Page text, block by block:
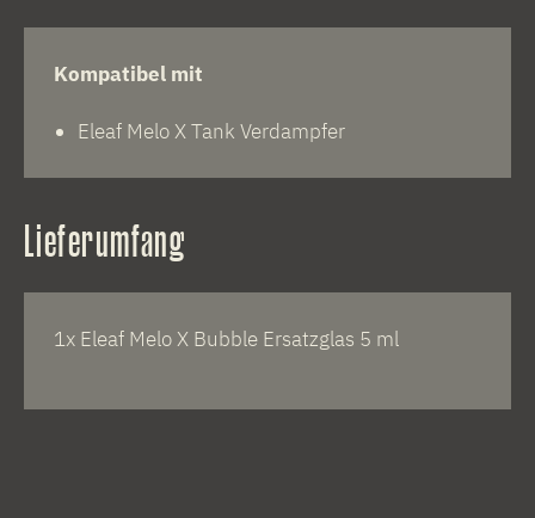
Kompatibel mit
Eleaf Melo X Tank Verdampfer
Lieferumfang
1x Eleaf Melo X Bubble Ersatzglas 5 ml